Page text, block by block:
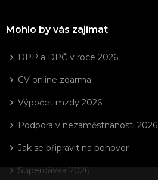
Mohlo by vás zajímat
DPP a DPČ v roce 2026
CV online zdarma
Výpočet mzdy 2026
Podpora v nezaměstnanosti 2026
Jak se připravit na pohovor
Superdávka 2026